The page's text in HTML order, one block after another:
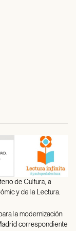
de Cultura, a
y de la Lectura.
la modernización
correspondiente